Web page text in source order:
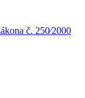
č. 250⁄2000